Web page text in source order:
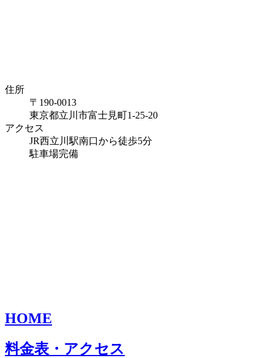
住所
〒190-0013
東京都立川市富士見町1-25-20
アクセス
JR西立川駅南口から徒歩5分
駐車場完備
HOME
料金表・アクセス